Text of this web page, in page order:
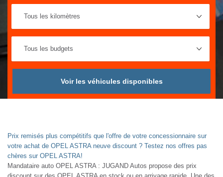
Voir les véhicules disponibles
Prix remisés plus compétitifs que l'offre de votre concessionnaire sur
votre achat de OPEL ASTRA neuve discount ? Testez nos offres pas
chères sur OPEL ASTRA!
Mandataire auto OPEL ASTRA : JUGAND Autos propose des prix